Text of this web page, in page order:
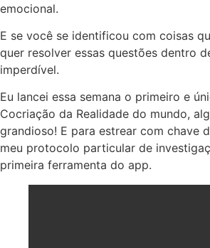
emocional.
E se você se identificou com coisas
quer resolver essas questões dentro
imperdível.
Eu lancei essa semana o primeiro e
Cocriação da Realidade do mundo,
grandioso! E para estrear com chave
meu protocolo particular de
primeira ferramenta do app.